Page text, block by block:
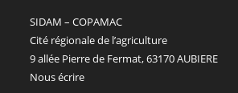
SIDAM – COPAMAC
Cité régionale de l’agriculture
9 allée Pierre de Fermat, 63170 AUBIERE
Nous écrire